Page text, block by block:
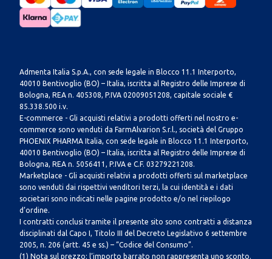
Admenta Italia S.p.A., con sede legale in Blocco 11.1 Interporto,
40010 Bentivoglio (BO) – Italia, iscritta al Registro delle Imprese di
Bologna, REA n. 405308, P.IVA 02009051208, capitale sociale €
85.338.500 i.v.
E-commerce - Gli acquisti relativi a prodotti offerti nel nostro e-
commerce sono venduti da FarmAlvarion S.r.l., società del Gruppo
PHOENIX PHARMA Italia, con sede legale in Blocco 11.1 Interporto,
40010 Bentivoglio (BO) – Italia, iscritta al Registro delle Imprese di
Bologna, REA n. 5056411, P.IVA e C.F. 03279221208.
Marketplace - Gli acquisti relativi a prodotti offerti sul marketplace
sono venduti dai rispettivi venditori terzi, la cui identità e i dati
societari sono indicati nelle pagine prodotto e/o nel riepilogo
d’ordine.
I contratti conclusi tramite il presente sito sono contratti a distanza
disciplinati dal Capo I, Titolo III del Decreto Legislativo 6 settembre
2005, n. 206 (artt. 45 e ss.) – “Codice del Consumo”.
(1) Nota sul prezzo: l’importo barrato non rappresenta uno sconto.